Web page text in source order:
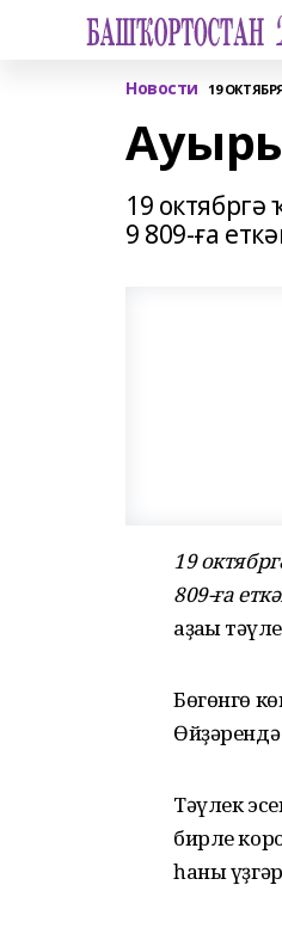
Новости 19
19
9 809-ға
19
809-ға
аҙаҡҡы
Бөгөнгө
Тәүлек
бирле
һаны